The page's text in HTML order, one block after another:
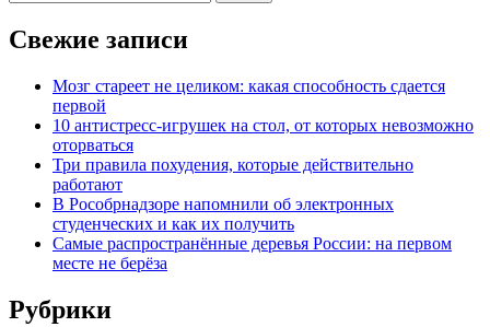
Свежие записи
Мозг стареет не целиком: какая способность сдается
первой
10 антистресс-игрушек на стол, от которых невозможно
оторваться
Три правила похудения, которые действительно
работают
В Рособрнадзоре напомнили об электронных
студенческих и как их получить
Самые распространённые деревья России: на первом
месте не берёза
Рубрики